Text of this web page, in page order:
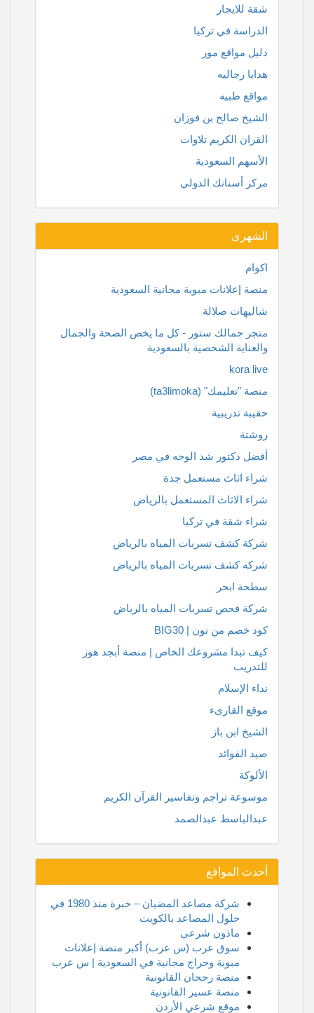
شقة للايجار
الدراسة في تركيا
دليل مواقع مور
هدايا رجاليه
مواقع طبيه
الشيخ صالح بن فوزان
القران الكريم تلاوات
الأسهم السعودية
مركز أسنانك الدولي
الشهرى
اكوام
منصة إعلانات مبوبة مجانية السعودية
شاليهات صلالة
متجر جمالك ستور - كل ما يخص الصحة والجمال
والعناية الشخصية بالسعودية
kora live
منصة "تعليمك" (ta3limoka)
حقيبة تدريبية
روشتة
أفضل دكتور شد الوجه في مصر
شراء اثاث مستعمل جدة
شراء الاثاث المستعمل بالرياض
شراء شقة في تركيا
شركة كشف تسربات المياه بالرياض
شركه كشف تسربات المياه بالرياض
سطحة ابحر
شركة فحص تسربات المياه بالرياض
كود خصم من نون | BIG30
كيف تبدا مشروعك الخاص | منصة أبجد هوز
للتدريب
نداء الإسلام
موقع القارىء
الشيخ ابن باز
صيد الفوائد
الألوكة
موسوعة تراجم وتفاسير القرآن الكريم
عبدالباسط عبدالصمد
أحدث المواقع
شركة مصاعد المضيان – خبرة منذ 1980 في
حلول المصاعد بالكويت
ماذون شرعي
سوق عرب (س عرب) أكبر منصة إعلانات
مبوبة وحراج مجانية في السعودية | س عرب
منصة رجحان القانونية
منصة عسير القانونية
موقع شرعي الأردن